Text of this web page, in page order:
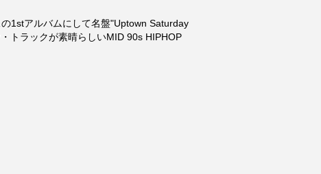
1stアルバムにして名盤"Uptown Saturday
トラックが素晴らしいMID 90s HIPHOP